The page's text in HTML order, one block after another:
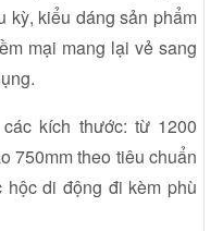
kỳ, kiểu dáng sản phẩm
mại mang lại vẻ sang
kích thước: từ 1200
750mm theo tiêu chuẩn
di động đi kèm phù